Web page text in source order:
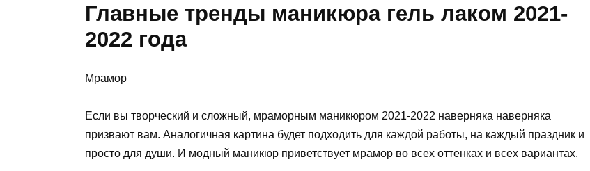
Главные тренды маникюра гель лаком 2021-
2022 года
Мрамор
Если вы творческий и сложный, мраморным маникюром 2021-2022 наверняка наверняка
призвают вам. Аналогичная картина будет подходить для каждой работы, на каждый праздник и
просто для души. И модный маникюр приветствует мрамор во всех оттенках и всех вариантах.